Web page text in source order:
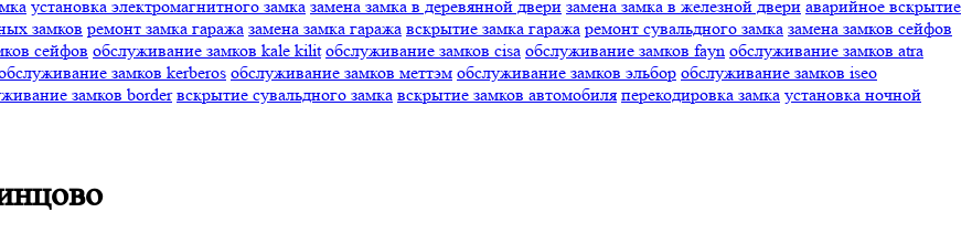
установка электромагнитного замка замена замка в деревянной двери замена замка в железной двери аварийное вскрытие
замков ремонт замка гаража замена замка гаража вскрытие замка гаража ремонт сувальдного замка замена замков сейфов
сейфов обслуживание замков kale kilit обслуживание замков cisa обслуживание замков fayn обслуживание замков atra
замков kerberos обслуживание замков меттэм обслуживание замков эльбор обслуживание замков iseo
замков border вскрытие сувальдного замка вскрытие замков автомобиля перекодировка замка установка ночной